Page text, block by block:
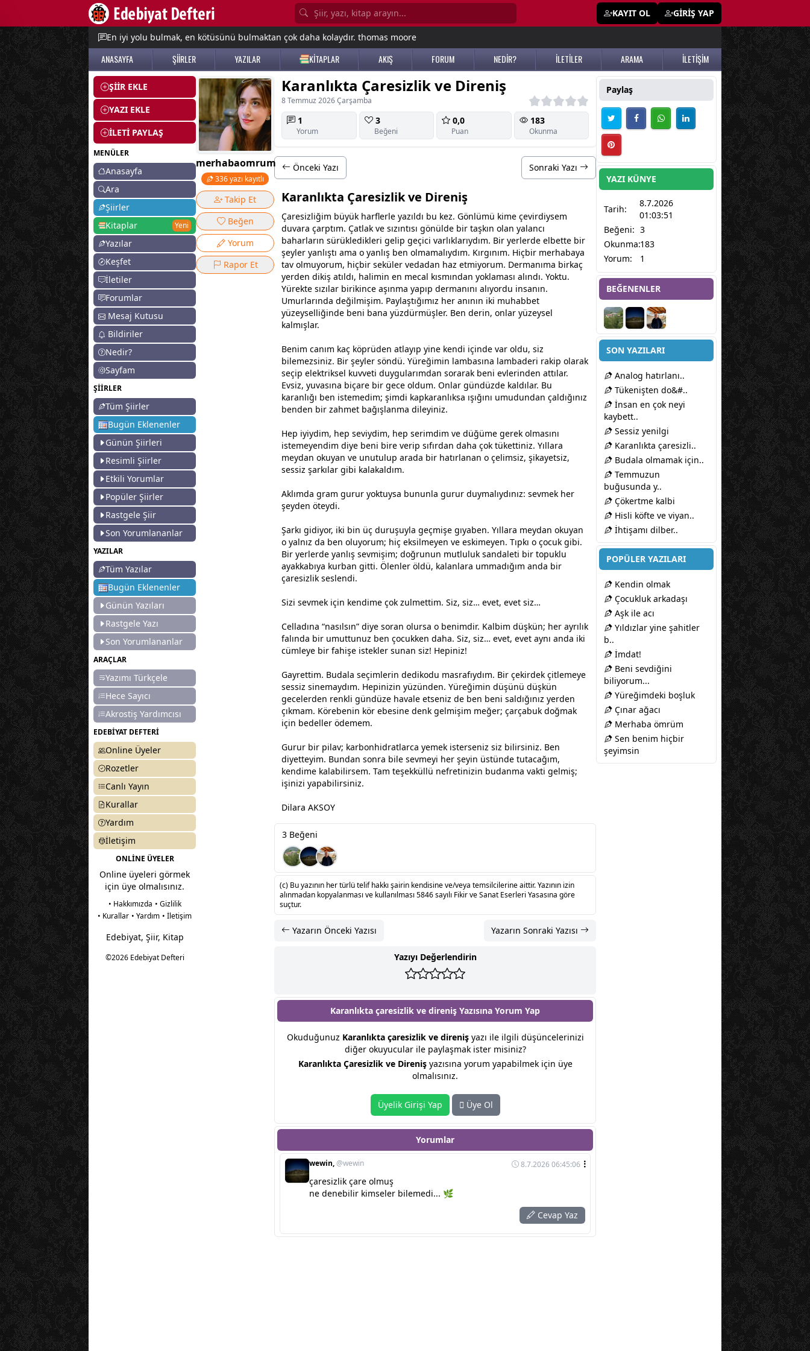
KAYIT OL GİRİŞ YAP
En iyi yolu bulmak, en kötüsünü bulmaktan çok daha kolaydır. thomas moore
ANASAYFA ŞİİRLER YAZILAR KİTAPLAR AKIŞ FORUM NEDİR? İLETİLER ARAMA İLETİŞİM
ŞİİR EKLE
YAZI EKLE
İLETİ PAYLAŞ
MENÜLER
Anasayfa
Ara
Şiirler
Kitaplar
Yeni
Yazılar
Keşfet
İletiler
Forumlar
Mesaj Kutusu
Bildiriler
Nedir?
Sayfam
ŞİİRLER
Tüm Şiirler
Bugün Eklenenler
Günün Şiirleri
Resimli Şiirler
Etkili Yorumlar
Popüler Şiirler
Rastgele Şiir
Son Yorumlananlar
YAZILAR
Tüm Yazılar
Bugün Eklenenler
Günün Yazıları
Rastgele Yazı
Son Yorumlananlar
ARAÇLAR
Yazımı Türkçele
Hece Sayıcı
Akrostiş Yardımcısı
EDEBİYAT DEFTERİ
Online Üyeler
Rozetler
Canlı Yayın
Kurallar
Yardım
İletişim
ONLİNE ÜYELER
Online üyeleri görmek
için üye olmalısınız.
• Hakkımızda • Gizlilik
• Kurallar • Yardım • İletişim
Edebiyat, Şiir, Kitap
©2026 Edebiyat Defteri
merhabaomrum
336 yazı kayıtlı
Takip Et
Beğen
Yorum
Rapor Et
Karanlıkta Çaresizlik ve Direniş
8 Temmuz 2026 Çarşamba
1
Yorum
3
Beğeni
0,0
Puan
183
Okunma
Önceki Yazı Sonraki Yazı
Karanlıkta Çaresizlik ve Direniş
Çaresizliğim büyük harflerle yazıldı bu kez. Gönlümü kime çevirdiysem
duvara çarptım. Çatlak ve sızıntısı gönülde bir taşkın olan yalancı
baharların sürükledikleri gelip geçici varlıklarıydım. Bir yerlerde elbette bir
şeyler yanlıştı ama o yanlış ben olmamalıydım. Kırgınım. Hiçbir merhabaya
tav olmuyorum, hiçbir seküler vedadan haz etmiyorum. Dermanıma birkaç
yerden dikiş atıldı, halimin en mecal kısmından yoklaması alındı. Yoktu.
Yürekte sızılar birikince aşınma yapıp dermanını alıyordu insanın.
Umurlarında değilmişim. Paylaştığımız her anının iki muhabbet
yüzeyselliğinde beni bana yüzdürmüşler. Ben derin, onlar yüzeysel
kalmışlar.
Benim canım kaç köprüden atlayıp yine kendi içinde var oldu, siz
bilemezsiniz. Bir şeyler söndü. Yüreğimin lambasına lambaderi rakip olarak
seçip elektriksel kuvveti duygularımdan sorarak beni evlerinden attılar.
Evsiz, yuvasına biçare bir gece oldum. Onlar gündüzde kaldılar. Bu
karanlığı ben istemedim; şimdi kapkaranlıksa ışığını umudundan çaldığınız
benden bir zahmet bağışlanma dileyiniz.
Hep iyiydim, hep seviydim, hep serimdim ve düğüme gerek olmasını
istemeyendim diye beni bire verip sıfırdan daha çok tükettiniz. Yıllara
meydan okuyan ve unutulup arada bir hatırlanan o çelimsiz, şikayetsiz,
sessiz şarkılar gibi kalakaldım.
Aklımda gram gurur yoktuysa bununla gurur duymalıydınız: sevmek her
şeyden öteydi.
Şarkı gidiyor, iki bin üç duruşuyla geçmişe gıyaben. Yıllara meydan okuyan
o yalnız da ben oluyorum; hiç eksilmeyen ve eskimeyen. Tıpkı o çocuk gibi.
Bir yerlerde yanlış sevmişim; doğrunun mutluluk sandaleti bir topuklu
ayakkabıya kurban gitti. Ölenler öldü, kalanlara ummadığım anda bir
çaresizlik seslendi.
Sizi sevmek için kendime çok zulmettim. Siz, siz… evet, evet siz…
Celladına “nasılsın” diye soran olursa o benimdir. Kalbim düşkün; her ayrılık
falında bir umuttunuz ben çocukken daha. Siz, siz… evet, evet aynı anda iki
cümleye bir fahişe istekler sunan siz! Hepiniz!
Gayrettim. Budala seçimlerin dedikodu masrafıydım. Bir çekirdek çitlemeye
sessiz sinemaydım. Hepinizin yüzünden. Yüreğimin düşünü düşkün
gecelerden renkli gündüze havale etseniz de ben beni saldığınız yerden
çıkmam. Körebenin kör ebesine denk gelmişim meğer; çarçabuk doğmak
için bedeller ödemem.
Gurur bir pilav; karbonhidratlarca yemek isterseniz siz bilirsiniz. Ben
diyetteyim. Bundan sonra bile sevmeyi her şeyin üstünde tutacağım,
kendime kalabilirsem. Tam teşekküllü nefretinizin budanma vakti gelmiş;
işinizi yapabilirsiniz.
Dilara AKSOY
3 Beğeni
(c) Bu yazının her türlü telif hakkı şairin kendisine ve/veya temsilcilerine aittir. Yazının izin
alınmadan kopyalanması ve kullanılması 5846 sayılı Fikir ve Sanat Eserleri Yasasına göre
suçtur.
Yazarın Önceki Yazısı Yazarın Sonraki Yazısı
Yazıyı Değerlendirin
Karanlıkta çaresizlik ve direniş Yazısına Yorum Yap
Okuduğunuz Karanlıkta çaresizlik ve direnişyazı ile ilgili düşüncelerinizi
diğer okuyucular ile paylaşmak ister misiniz?
Karanlıkta Çaresizlik ve Direnişyazısına yorum yapabilmek için üye
olmalısınız.
Üyelik Girişi Yap Üye Ol
Yorumlar
wewin,@wewin 8.7.2026 06:45:06
çaresizlik çare olmuş
ne denebilir kimseler bilemedi... 🌿
Cevap Yaz
Paylaş
YAZI KÜNYE
Tarih:
8.7.2026
01:03:51
Beğeni: 3
Okunma:183
Yorum:
1
BEĞENENLER
SON YAZILARI
Analog hatırlanı..
Tükenişten do&#..
İnsan en çok neyi
kaybett..
Sessiz yenilgi
Karanlıkta çaresizli..
Budala olmamak için..
Temmuzun
buğusunda y..
Çökertme kalbi
Hisli köfte ve viyan..
İhtişamı dilber..
POPÜLER YAZILARI
Kendin olmak
Çocukluk arkadaşı
Aşk ile acı
Yıldızlar yine şahitler
b..
İmdat!
Beni sevdiğini
biliyorum...
Yüreğimdeki boşluk
Çınar ağacı
Merhaba ömrüm
Sen benim hiçbir
şeyimsin
menu